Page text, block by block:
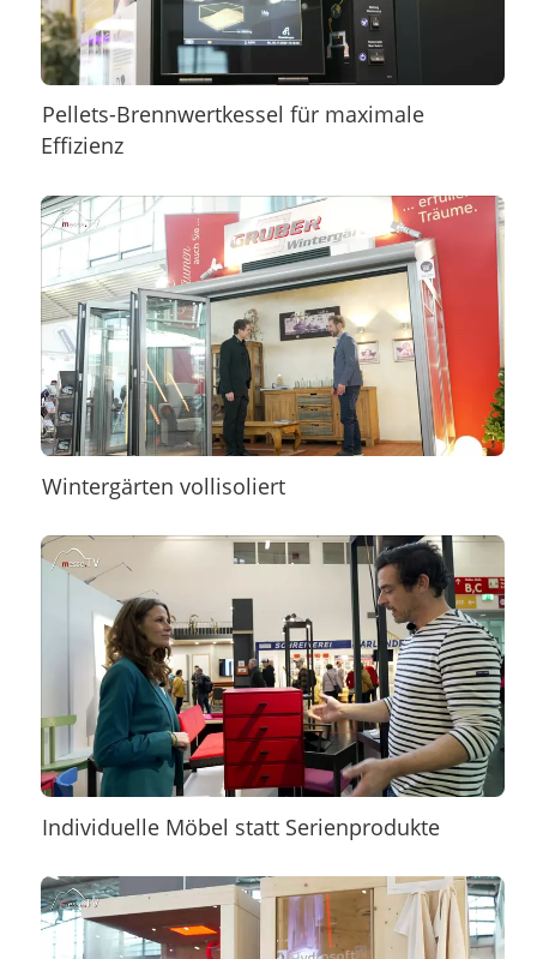
Pellets-Brennwertkessel für maximale
Effizienz
Wintergärten vollisoliert
Individuelle Möbel statt Serienprodukte